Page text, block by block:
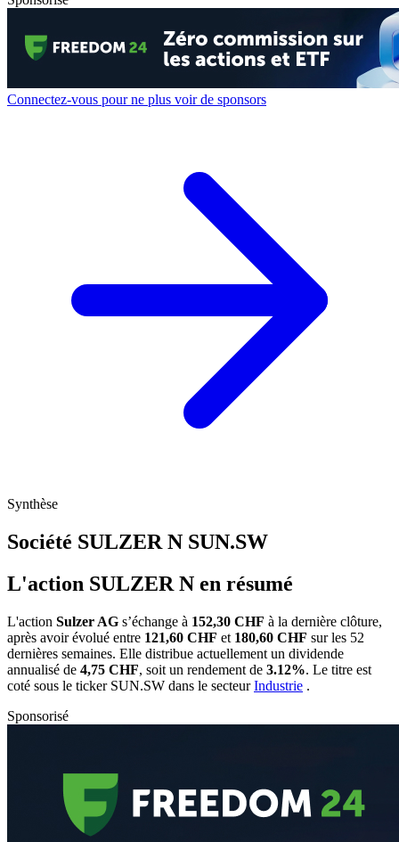
Connectez-vous pour ne plus voir de sponsors
Synthèse
Société SULZER N SUN.SW
L'action SULZER N en résumé
L'action Sulzer AG s’échange à 152,30 CHF à la dernière clôture,
après avoir évolué entre 121,60 CHF et 180,60 CHF sur les 52
dernières semaines. Elle distribue actuellement un dividende
annualisé de 4,75 CHF, soit un rendement de 3.12%. Le titre est
coté sous le ticker SUN.SW dans le secteurIndustrie .
Sponsorisé